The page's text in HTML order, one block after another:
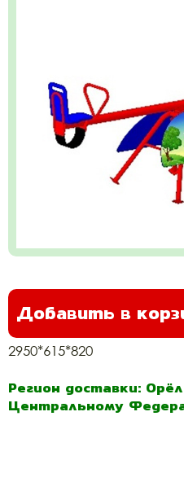
Добавить в
2950*615*820
Регион доставки:
Центральному